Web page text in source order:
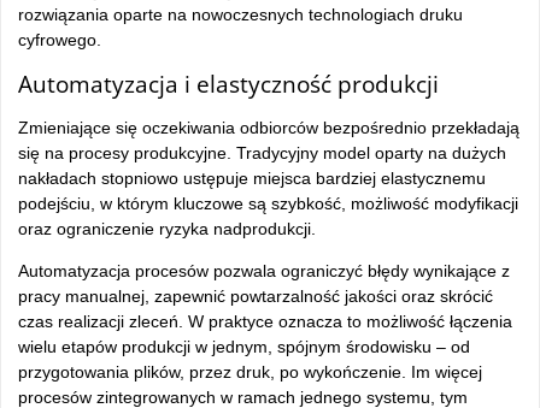
rozwiązania oparte na nowoczesnych technologiach druku
cyfrowego.
Automatyzacja i elastyczność produkcji
Zmieniające się oczekiwania odbiorców bezpośrednio przekładają
się na procesy produkcyjne. Tradycyjny model oparty na dużych
nakładach stopniowo ustępuje miejsca bardziej elastycznemu
podejściu, w którym kluczowe są szybkość, możliwość modyfikacji
oraz ograniczenie ryzyka nadprodukcji.
Automatyzacja procesów pozwala ograniczyć błędy wynikające z
pracy manualnej, zapewnić powtarzalność jakości oraz skrócić
czas realizacji zleceń. W praktyce oznacza to możliwość łączenia
wielu etapów produkcji w jednym, spójnym środowisku – od
przygotowania plików, przez druk, po wykończenie. Im więcej
procesów zintegrowanych w ramach jednego systemu, tym